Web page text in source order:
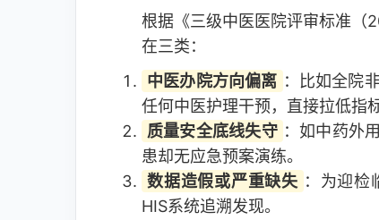
根据《三级中医医院评审标准（
在三类：
中医办院方向偏离 ：比如全院
任何中医护理干预，直接拉低指标
质量安全底线失守 ：如中药外
患却无应急预案演练。
数据造假或严重缺失 ：为迎检
HIS系统追溯发现。